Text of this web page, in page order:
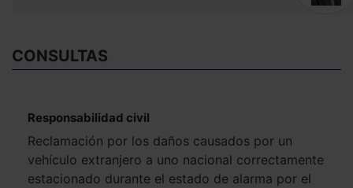
CONSULTAS
Responsabilidad civil
Reclamación por los daños causados por un
vehículo extranjero a uno nacional correctamente
estacionado durante el estado de alarma por el